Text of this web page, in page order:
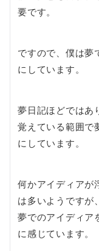
要です。
ですので、僕は夢
にしています。
夢日記ほどではあ
覚えている範囲で
にしています。
何かアイディアが
は多いようですが、
夢でのアイディア
に感じています。